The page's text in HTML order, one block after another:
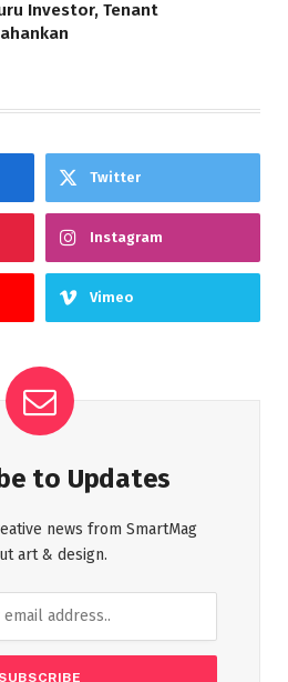
Investor, Tenant
Twitter
Instagram
Vimeo
to Updates
news from SmartMag
art & design.